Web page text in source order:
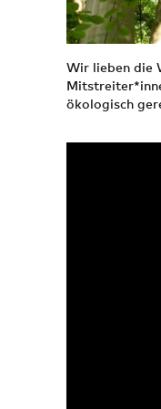
Wir lieben die
ökologisch